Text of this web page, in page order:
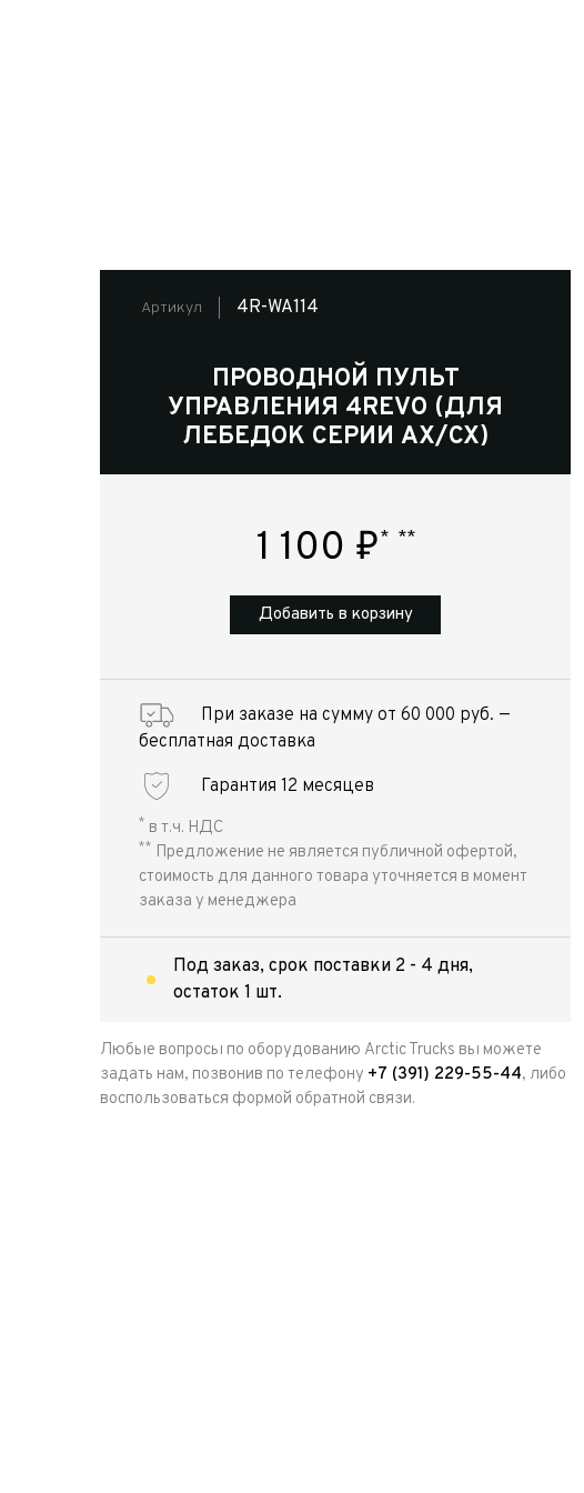
Артикул 4R-WA114
ПРОВОДНОЙ ПУЛЬТ
УПРАВЛЕНИЯ 4REVO (ДЛЯ
ЛЕБЕДОК СЕРИИ AX/CX)
1 100 ₽* **
Добавить в корзину
При заказе на сумму от 60 000 руб. —
бесплатная доставка
Гарантия 12 месяцев
* в т.ч. НДС
** Предложение не является публичной офертой,
стоимость для данного товара уточняется в момент
заказа у менеджера
Под заказ, срок поставки 2 - 4 дня,
остаток 1 шт.
Любые вопросы по оборудованию Arctic Trucks вы можете
задать нам, позвонив по телефону +7 (391) 229-55-44, либо
воспользоваться формой обратной связи.